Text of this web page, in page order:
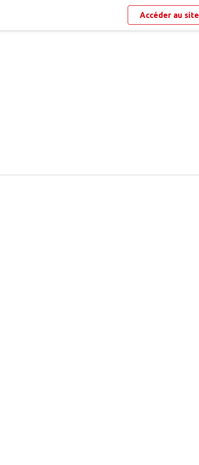
Accéder au site